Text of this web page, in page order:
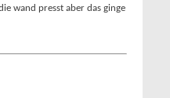
wand presst aber das ginge